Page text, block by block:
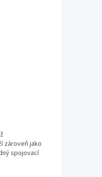
zároveň jako
spojovací